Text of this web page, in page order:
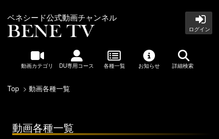
ベネシード公式動画チャンネル
ログイン
動画カテゴリ DU専用コース 各種一覧 お知らせ 詳細検索
Top 動画各種一覧
動画各種一覧